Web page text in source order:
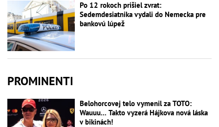
Po 12 rokoch prišiel zvrat:
Sedemdesiatnika vydali do Nemecka pre
bankovú lúpež
PROMINENTI
Belohorcovej telo vymenil za TOTO:
Wauuu... Takto vyzerá Hájkova nová láska
v bikinách!